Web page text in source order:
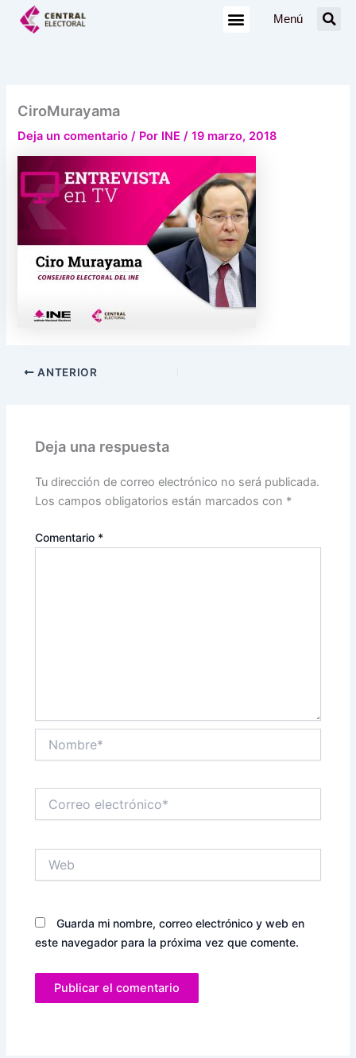
Menú
CiroMurayama
Deja un comentario / Por INE/19 marzo, 2018
ANTERIOR
Deja una respuesta
Tu dirección de correo electrónico no será publicada.
Los campos obligatorios están marcados con *
Comentario *
electrónico*
Guarda mi nombre, correo electrónico y web en
este navegador para la próxima vez que comente.